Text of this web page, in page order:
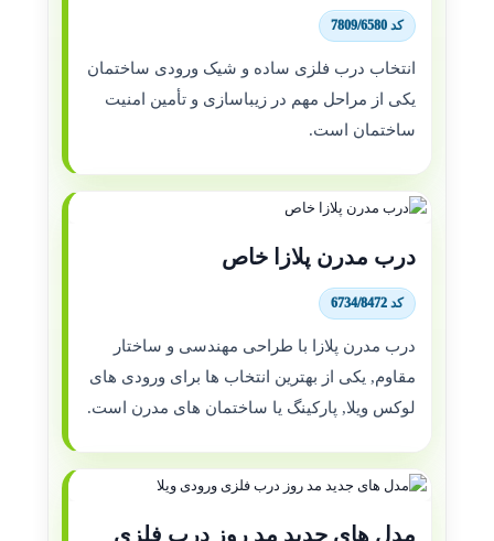
کد 7809/6580
انتخاب درب فلزی ساده و شیک ورودی ساختمان
یکی از مراحل مهم در زیباسازی و تأمین امنیت
ساختمان است.
درب مدرن پلازا خاص
کد 6734/8472
درب مدرن پلازا با طراحی مهندسی و ساختار
مقاوم, یکی از بهترین انتخاب ها برای ورودی های
لوکس ویلا, پارکینگ یا ساختمان های مدرن است.
مدل های جدید مد روز درب فلزی